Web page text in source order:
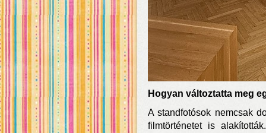
Hogyan változtatta meg
A standfotósok nemcsak
filmtörténetet is